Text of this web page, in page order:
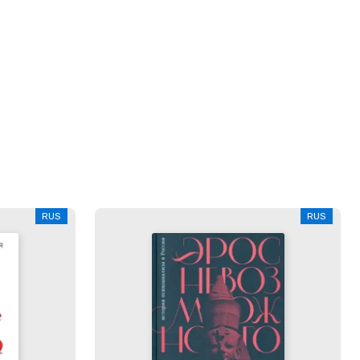
RUS RUS